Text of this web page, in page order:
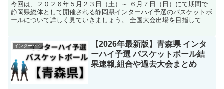
今回は、２０２６年５月２３日（土）～ ６月７日（日）にて期間で
静岡県総体として開催される静岡県インターハイ予選のバスケットボ
ールについて詳しく見ていきましょう。 全国大会出場を目指して熱
インターハイ
【2026年最新版】青森県 インタ
ーハイ予選 バスケットボール結
果速報,組合や過去大会まとめ